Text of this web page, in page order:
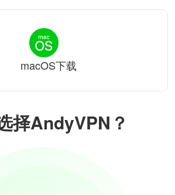
择AndyVPN？
macOS下载